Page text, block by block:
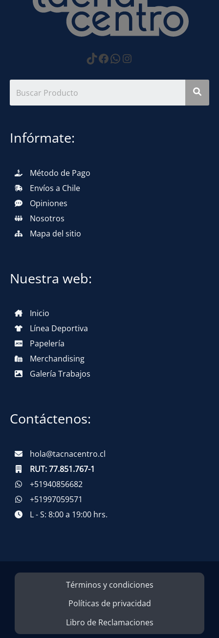
https://
Facebook
WhatsApp
Instagram
Infórmate:
Método de Pago
Envíos a Chile
Opiniones
Nosotros
Mapa del sitio
Nuestra web:
Inicio
Línea Deportiva
Papelería
Merchandising
Galería Trabajos
Contáctenos:
hola@tacnacentro.cl
RUT:77.851.767-1
+51940856682
+51997059571
L - S: 8:00 a 19:00 hrs.
Términos y condiciones
Políticas de privacidad
Libro de Reclamaciones